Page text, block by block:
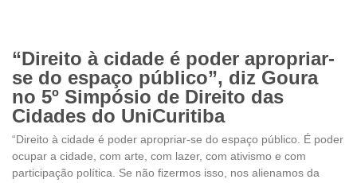
“Direito à cidade é poder apropriar-
se do espaço público”, diz Goura
no 5º Simpósio de Direito das
Cidades do UniCuritiba
“Direito à cidade é poder apropriar-se do espaço público. É poder
ocupar a cidade, com arte, com lazer, com ativismo e com
participação política. Se não fizermos isso, nos alienamos da